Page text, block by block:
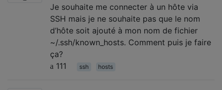
Je souhaite me connecter à un hôte via
SSH mais je ne souhaite pas que le nom
d’hôte soit ajouté à mon nom de fichier
~/.ssh/known_hosts. Comment puis je faire
ça?
111
ssh hosts